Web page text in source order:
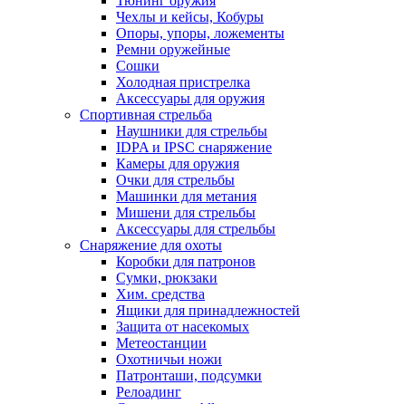
Чехлы и кейсы, Кобуры
Опоры, упоры, ложементы
Ремни оружейные
Сошки
Холодная пристрелка
Аксессуары для оружия
Спортивная стрельба
Наушники для стрельбы
IDPA и IPSC снаряжение
Камеры для оружия
Очки для стрельбы
Машинки для метания
Мишени для стрельбы
Аксессуары для стрельбы
Снаряжение для охоты
Коробки для патронов
Сумки, рюкзаки
Хим. средства
Ящики для принадлежностей
Защита от насекомых
Метеостанции
Охотничьи ножи
Патронташи, подсумки
Релоадинг